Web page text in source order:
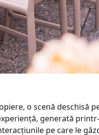
o scenă deschisă
generată
pe care le